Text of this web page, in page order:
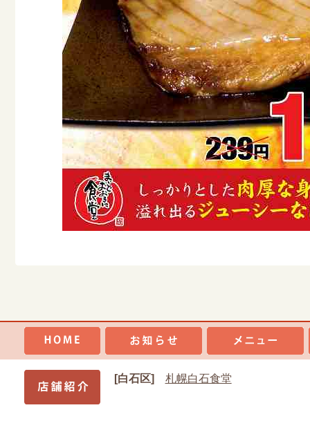
[白石区] 札幌白石食堂